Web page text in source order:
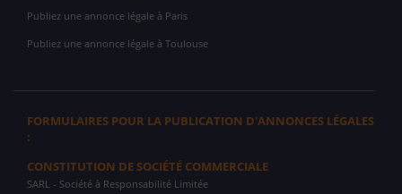
Publiez une annonce légale à Paris
Publiez une annonce légale à Toulouse
FORMULAIRES POUR LA PUBLICATION D'ANNONCES LÉGALES
:
CONSTITUTION DE SOCIÉTÉ COMMERCIALE
SARL - Société à Responsabilité Limitée